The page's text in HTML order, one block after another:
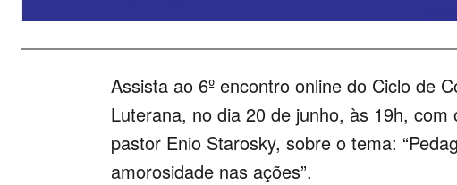
Assista ao 6º encontro online do Ciclo de
Luterana, no dia 20 de junho, às 19h,
pastor Enio Starosky, sobre o tema:
amorosidade nas ações”.